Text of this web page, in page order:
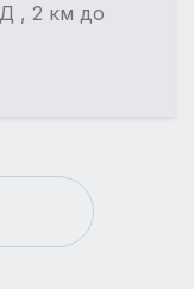
, 2 км до